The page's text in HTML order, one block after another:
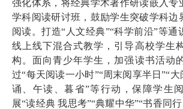
强化体系，将经典学术著作研读嵌入专
学科阅读研讨班，鼓励学生突破学科边
阅读。打造“人文经典”“科学前沿”等通
线上线下混合式教学，引导高校学生
构。面向青少年学生，加强读书活动
过“每天阅读一小时”“周末阅享半日”“
诵、午读、暮省”等行动，保障学生
展“读经典 我思考”“典耀中华”“书香同